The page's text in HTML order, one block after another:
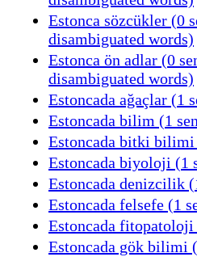
Estonca sözcükler (0
disambiguated words)
Estonca ön adlar (0
disambiguated words)
Estoncada ağaçlar (1
Estoncada bilim (1
Estoncada bitki bilimi
Estoncada biyoloji (1
Estoncada denizcilik
Estoncada felsefe (1
Estoncada fitopatoloji
Estoncada gök bilimi